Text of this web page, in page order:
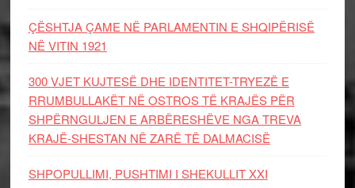
ÇËSHTJA ÇAME NË PARLAMENTIN E SHQIPËRISË
NË VITIN 1921
300 VJET KUJTESË DHE IDENTITET-TRYEZË E
RRUMBULLAKËT NË OSTROS TË KRAJËS PËR
SHPËRNGULJEN E ARBËRESHËVE NGA TREVA
KRAJË-SHESTAN NË ZARË TË DALMACISË
SHPOPULLIMI, PUSHTIMI I SHEKULLIT XXI